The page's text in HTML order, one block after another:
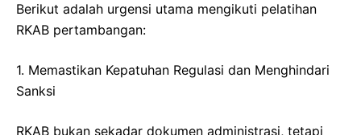
Berikut adalah urgensi utama mengikuti pelatihan
RKAB pertambangan:
1. Memastikan Kepatuhan Regulasi dan Menghindari
Sanksi
RKAB bukan sekadar dokumen administrasi, tetapi